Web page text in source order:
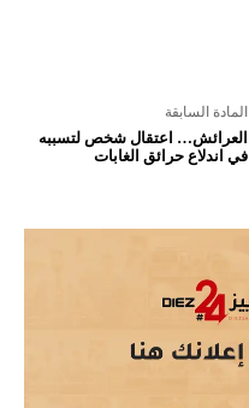
المادة السابقة
العرائش… اعتقال شخص لتسببه
في اندلاع حرائق الغابات